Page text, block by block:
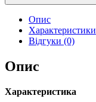
Опис
Характеристики
Відгуки (0)
Опис
Характеристика